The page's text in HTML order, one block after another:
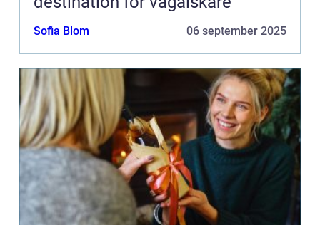
Sofia Blom 06 september 2025